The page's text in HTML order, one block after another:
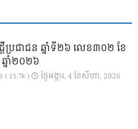
តីប្រជាជន ឆ្នាំទី២៦ លេខ៣០២ ខែ
ឆ្នាំ២០២៦
( 15.7k ) ថ្ងៃ​អង្គារ, 4 ខែ​សីហា, 2026